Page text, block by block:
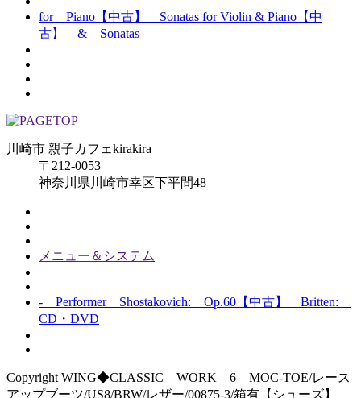
for Piano【中古】 Sonatas for Violin & Piano【中
古】 & Sonatas
川崎市 親子カフェkirakira
〒212-0053
神奈川県川崎市幸区下平間48
メニュー＆システム
- Performer Shostakovich: Op.60【中古】 Britten:
CD・DVD
Copyright WING◆CLASSIC WORK 6 MOC-TOE/レース
アップブーツ/US8/BRW/レザー/00875-3/箱有【シューズ】